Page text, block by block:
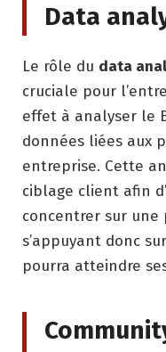
Data
Le rôle du data
cruciale pour
effet à analyser le
données liées aux
entreprise. Cette
ciblage client afin
concentrer sur une
s’appuyant donc
pourra atteindre